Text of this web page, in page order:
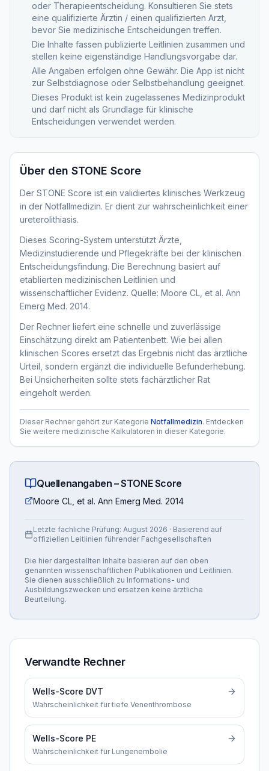
oder Therapieentscheidung. Konsultieren Sie stets
eine qualifizierte Ärztin / einen qualifizierten Arzt,
bevor Sie medizinische Entscheidungen treffen.
Die Inhalte fassen publizierte Leitlinien zusammen und
stellen keine eigenständige Handlungsvorgabe dar.
Alle Angaben erfolgen ohne Gewähr. Die App ist nicht
zur Selbstdiagnose oder Selbstbehandlung geeignet.
Dieses Produkt ist kein zugelassenes Medizinprodukt
und darf nicht als Grundlage für klinische
Entscheidungen verwendet werden.
Über den STONE Score
Der STONE Score ist ein validiertes klinisches Werkzeug
in der Notfallmedizin. Er dient zur wahrscheinlichkeit einer
ureterolithiasis.
Dieses Scoring-System unterstützt Ärzte,
Medizinstudierende und Pflegekräfte bei der klinischen
Entscheidungsfindung. Die Berechnung basiert auf
etablierten medizinischen Leitlinien und
wissenschaftlicher Evidenz. Quelle: Moore CL, et al. Ann
Emerg Med. 2014.
Der Rechner liefert eine schnelle und zuverlässige
Einschätzung direkt am Patientenbett. Wie bei allen
klinischen Scores ersetzt das Ergebnis nicht das ärztliche
Urteil, sondern ergänzt die individuelle Befunderhebung.
Bei Unsicherheiten sollte stets fachärztlicher Rat
eingeholt werden.
Dieser Rechner gehört zur Kategorie Notfallmedizin. Entdecken
Sie weitere medizinische Kalkulatoren in dieser Kategorie.
Quellenangaben –STONE Score
Moore CL, et al. Ann Emerg Med. 2014
Letzte fachliche Prüfung: August 2026 · Basierend auf
offiziellen Leitlinien führender Fachgesellschaften
Die hier dargestellten Inhalte basieren auf den oben
genannten wissenschaftlichen Publikationen und Leitlinien.
Sie dienen ausschließlich zu Informations- und
Ausbildungszwecken und ersetzen keine ärztliche
Beurteilung.
Verwandte Rechner
Wells-Score DVT
Wahrscheinlichkeit für tiefe Venenthrombose
Wells-Score PE
Wahrscheinlichkeit für Lungenembolie